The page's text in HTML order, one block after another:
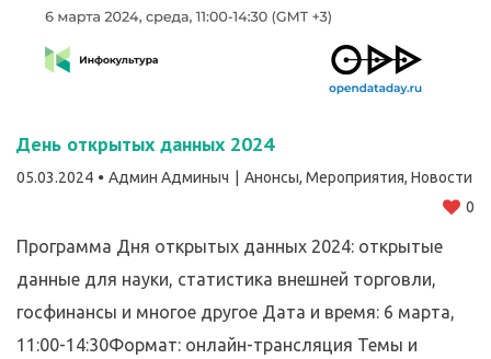
День открытых данных 2024
05.03.2024 Админ Админыч Анонсы, Мероприятия, Новости
0
Программа Дня открытых данных 2024: открытые
данные для науки, статистика внешней торговли,
госфинансы и многое другое Дата и время: 6 марта,
11:00-14:30Формат: онлайн-трансляция Темы и